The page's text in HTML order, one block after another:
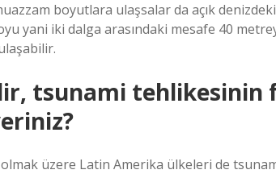
boyutlara ulaşsalar da açık
yani iki dalga arasındaki mesafe 40
tsunami tehlikesinin
üzere Latin Amerika ülkeleri de tsunami